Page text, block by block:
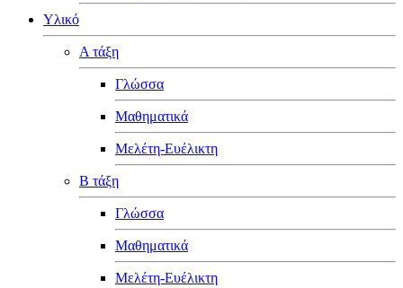
Υλικό
Α τάξη
Γλώσσα
Μαθηματικά
Μελέτη-Ευέλικτη
Β τάξη
Γλώσσα
Μαθηματικά
Μελέτη-Ευέλικτη